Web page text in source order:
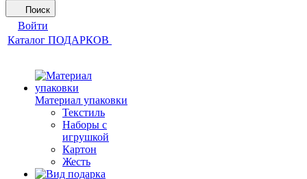
Поиск
Войти
Каталог ПОДАРКОВ
Материал упаковки
Текстиль
Наборы с
игрушкой
Картон
Жесть